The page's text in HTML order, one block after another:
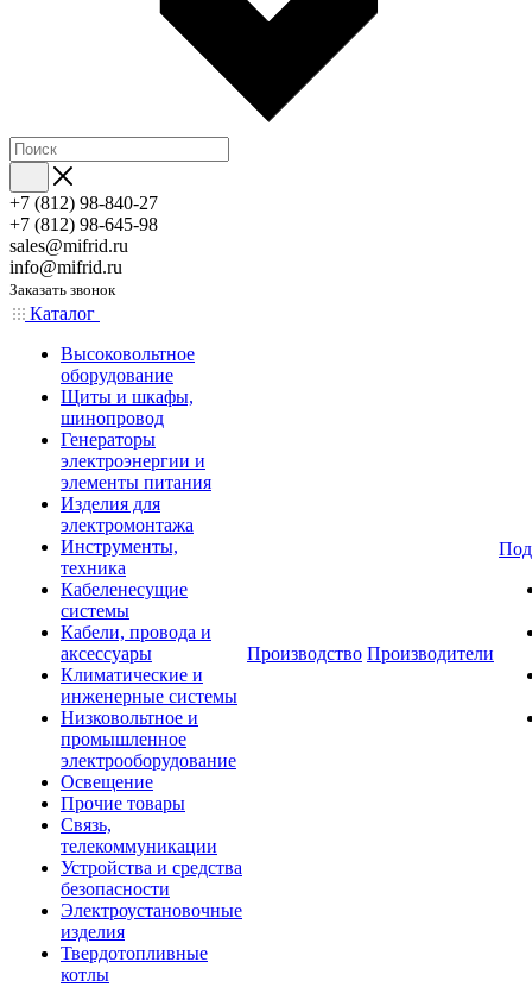
+7 (812) 98-840-27
+7 (812) 98-645-98
sales@mifrid.ru
info@mifrid.ru
Заказать звонок
Каталог
Высоковольтное
оборудование
Щиты и шкафы,
шинопровод
Генераторы
электроэнергии и
элементы питания
Изделия для
электромонтажа
Инструменты,
техника
Кабеленесущие
системы
Кабели, провода и
аксессуары
Климатические и
инженерные системы
Низковольтное и
промышленное
электрооборудование
Освещение
Прочие товары
Связь,
телекоммуникации
Устройства и средства
безопасности
Электроустановочные
изделия
Твердотопливные
котлы
Производство Производители